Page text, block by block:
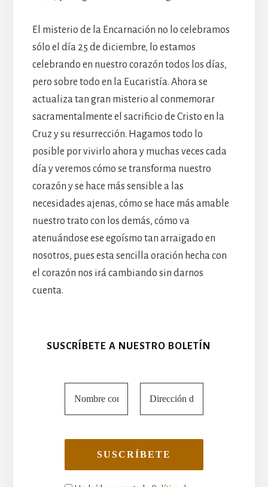
El misterio de la Encarnación no lo celebramos
sólo el día 25 de diciembre, lo estamos
celebrando en nuestro corazón todos los días,
pero sobre todo en la Eucaristía. Ahora se
actualiza tan gran misterio al conmemorar
sacramentalmente el sacrificio de Cristo en la
Cruz y su resurrección. Hagamos todo lo
posible por vivirlo ahora y muchas veces cada
día y veremos cómo se transforma nuestro
corazón y se hace más sensible a las
necesidades ajenas, cómo se hace más amable
nuestro trato con los demás, cómo va
atenuándose ese egoísmo tan arraigado en
nosotros, pues esta sencilla oración hecha con
el corazón nos irá cambiando sin darnos
cuenta.
SUSCRÍBETE A NUESTRO BOLETÍN